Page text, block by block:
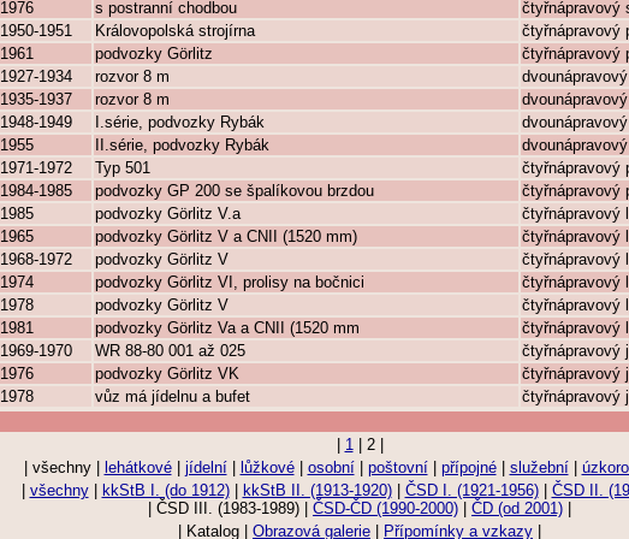
1976 s postranní chodbou
čtyřnápravový
1950-1951 Královopolská strojírna
čtyřnápravový
1961 podvozky Görlitz
čtyřnápravový
1927-1934 rozvor 8 m
1935-1937 rozvor 8 m
1948-1949 I.série, podvozky Rybák
1955 II.série, podvozky Rybák
1971-1972 Typ 501
čtyřnápravový
1984-1985 podvozky GP 200 se špalíkovou brzdou
čtyřnápravový
1985 podvozky Görlitz V.a
čtyřnápravový
1965 podvozky Görlitz V a CNII (1520 mm)
čtyřnápravový
1968-1972 podvozky Görlitz V
čtyřnápravový
1974 podvozky Görlitz VI, prolisy na bočnici
čtyřnápravový
1978 podvozky Görlitz V
čtyřnápravový
1981 podvozky Görlitz Va a CNII (1520 mm
čtyřnápravový
1969-1970 WR 88-80 001 až 025
čtyřnápravový
1976 podvozky Görlitz VK
čtyřnápravový
1978 vůz má jídelnu a bufet čtyřnápravový
1| 2 |
| všechny |
lehátkové| jídelní| lůžkové| osobní| poštovní| přípojné| služební|
všechny| kkStB I. (do 1912)| kkStB II. (1913-1920)| ČSD I. (1921-1956)| ČSD II.
| ČSD III. (1983-1989) | ČSD-ČD (1990-2000) ČD (od 2001)
| Katalog | Obrazová galerie Přípomínky a vzkazy